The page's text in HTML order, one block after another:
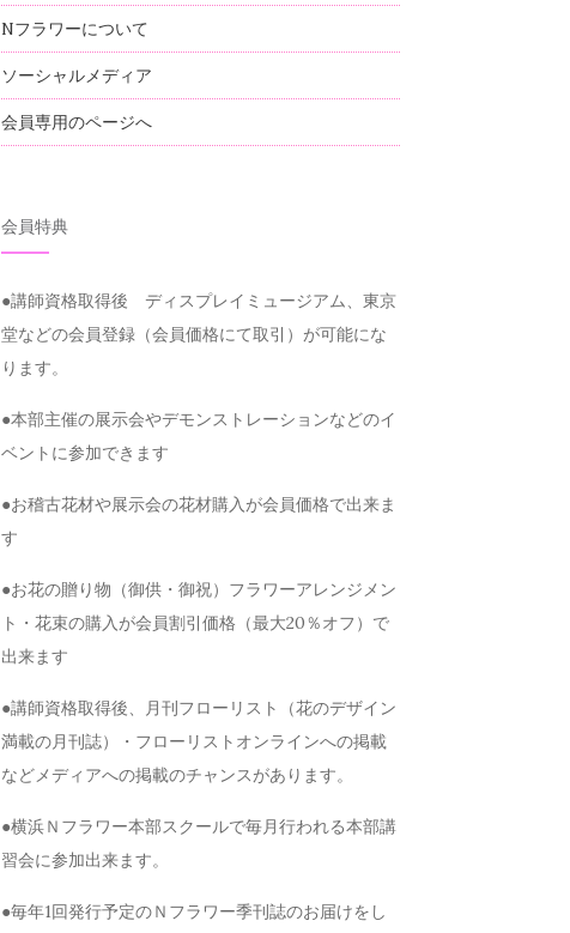
Nフラワーについて
ソーシャルメディア
会員専用のページへ
会員特典
●講師資格取得後 ディスプレイミュージアム、東京
堂などの会員登録（会員価格にて取引）が可能にな
ります。
●本部主催の展示会やデモンストレーションなどのイ
ベントに参加できます
●お稽古花材や展示会の花材購入が会員価格で出来ま
す
●お花の贈り物（御供・御祝）フラワーアレンジメン
ト・花束の購入が会員割引価格（最大20％オフ）で
出来ます
●講師資格取得後、月刊フローリスト（花のデザイン
満載の月刊誌）・フローリストオンラインへの掲載
などメディアへの掲載のチャンスがあります。
●横浜Ｎフラワー本部スクールで毎月行われる本部講
習会に参加出来ます。
●毎年1回発行予定のＮフラワー季刊誌のお届けをし